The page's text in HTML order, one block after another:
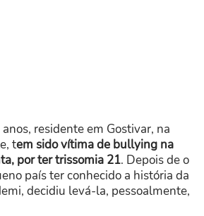
residente em Gostivar, na
tem sido vítima de bullying na
por ter trissomia 21. Depois de o
país ter conhecido a história da
decidiu levá-la, pessoalmente,